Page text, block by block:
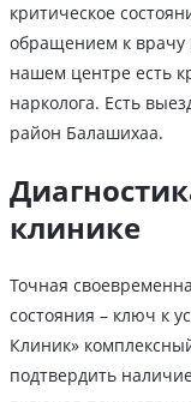
критическое
обращением к врачу
нашем центре есть
нарколога. Есть
район Балашихаа.
клинике
Точная
состояния – ключ к
Клиник»
подтвердить